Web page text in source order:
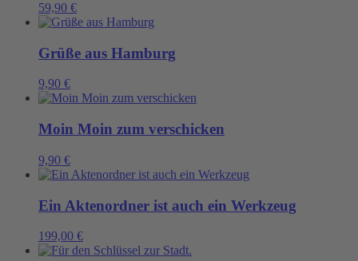
59,90 €
Grüße aus Hamburg
9,90 €
Moin Moin zum verschicken
9,90 €
Ein Aktenordner ist auch ein Werkzeug
199,00 €